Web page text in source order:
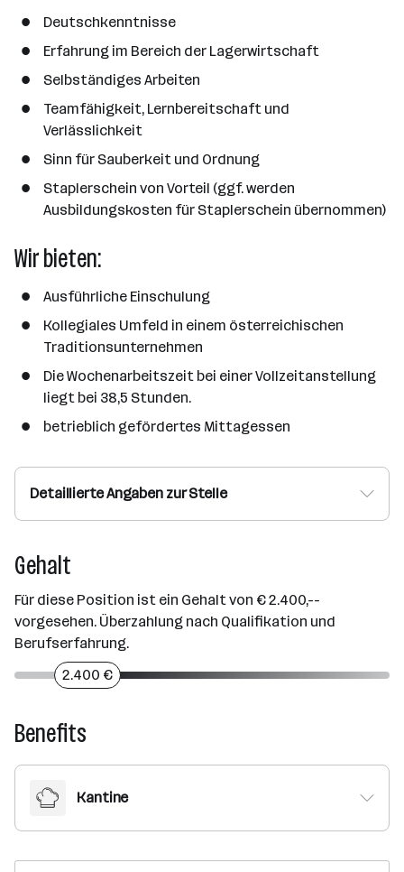
Deutschkenntnisse
Erfahrung im Bereich der Lagerwirtschaft
Selbständiges Arbeiten
Teamfähigkeit, Lernbereitschaft und
Verlässlichkeit
Sinn für Sauberkeit und Ordnung
Staplerschein von Vorteil (ggf. werden
Ausbildungskosten für Staplerschein übernommen)
Wir bieten:
Ausführliche Einschulung
Kollegiales Umfeld in einem österreichischen
Traditionsunternehmen
Die Wochenarbeitszeit bei einer Vollzeitanstellung
liegt bei 38,5 Stunden.
betrieblich gefördertes Mittagessen
Detaillierte Angaben zur Stelle
Gehalt
Für diese Position ist ein Gehalt von € 2.400,--
vorgesehen. Überzahlung nach Qualifikation und
Berufserfahrung.
2.400 €
Benefits
Kantine